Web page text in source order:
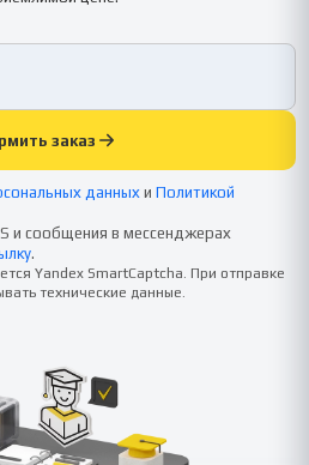
заказ
данных и Политикой
и сообщения в мессенджерах
.
Yandex SmartCaptcha. При отправке
технические данные.